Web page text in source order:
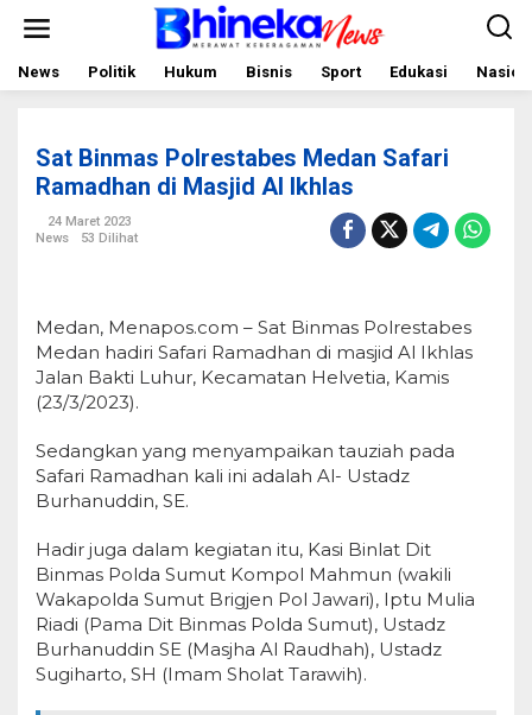
News Politik Hukum Bisnis Sport Edukasi
Sat Binmas Polrestabes Medan Safari
Ramadhan di Masjid Al Ikhlas
24 Maret 2023
News
53 Dilihat
Medan, Menapos.com – Sat Binmas Polrestabes
Medan hadiri Safari Ramadhan di masjid Al Ikhlas
Jalan Bakti Luhur, Kecamatan Helvetia, Kamis
(23/3/2023).
Sedangkan yang menyampaikan tauziah pada
Safari Ramadhan kali ini adalah Al- Ustadz
Burhanuddin, SE.
Hadir juga dalam kegiatan itu, Kasi Binlat Dit
Binmas Polda Sumut Kompol Mahmun (wakili
Wakapolda Sumut Brigjen Pol Jawari), Iptu Mulia
Riadi (Pama Dit Binmas Polda Sumut), Ustadz
Burhanuddin SE (Masjha Al Raudhah), Ustadz
Sugiharto, SH (Imam Sholat Tarawih).